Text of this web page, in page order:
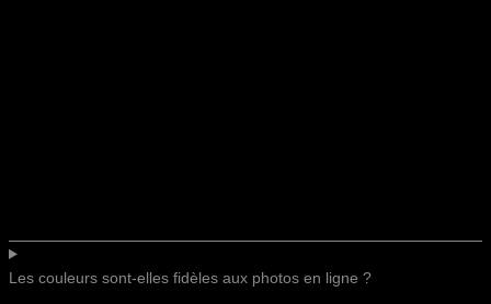
Les couleurs sont-elles fidèles aux photos en ligne ?